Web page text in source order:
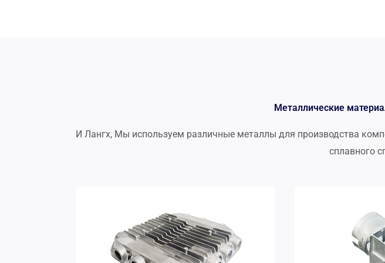
Металлические
И Лангх, Мы используем различные металлы для производства
сплавного